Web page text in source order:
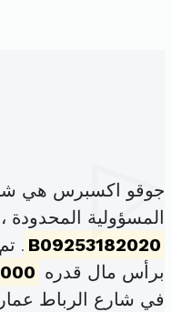
جوقو اكسبرس هي
المسؤولية
B09253182020
برأس مال قدره 2000